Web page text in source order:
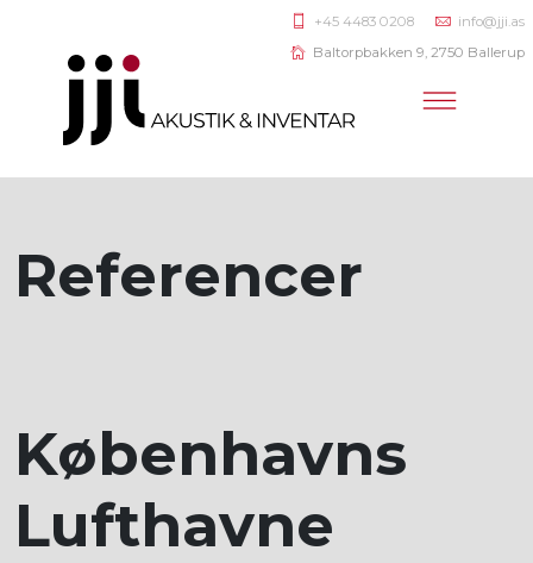
+45 4483 0208
info@jji.as
Baltorpbakken 9, 2750 Ballerup
Referencer
Københavns
Lufthavne